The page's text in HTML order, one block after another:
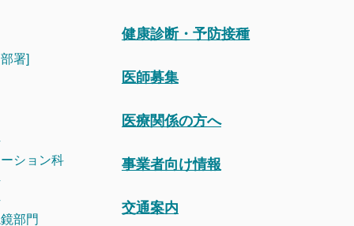
署]
ション科
部門
健康診断・予防接種
医師募集
医療関係の方へ
事業者向け情報
交通案内